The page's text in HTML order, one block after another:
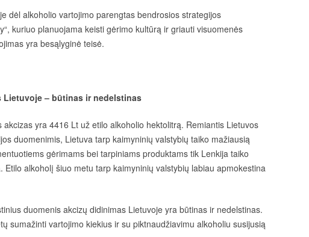
dėl alkoholio vartojimo parengtas bendrosios strategijos
kuriuo planuojama keisti gėrimo kultūrą ir griauti visuomenės
yra besąlyginė teisė.
– būtinas ir nedelstinas
yra 4416 Lt už etilo alkoholio hektolitrą. Remiantis Lietuvos
duomenimis, Lietuva tarp kaimyninių valstybių taiko mažiausią
gėrimams bei tarpiniams produktams tik Lenkija taiko
Etilo alkoholį šiuo metu tarp kaimyninių valstybių labiau apmokestina
duomenis akcizų didinimas Lietuvoje yra būtinas ir nedelstinas.
sumažinti vartojimo kiekius ir su piktnaudžiavimu alkoholiu susijusią